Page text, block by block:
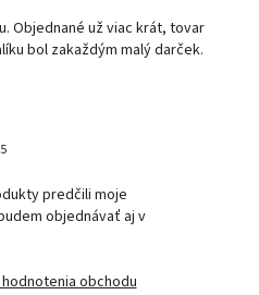
Objednané už viac krát, tovar
bol zakaždým malý darček.
predčili moje
objednávať aj v
obchodu